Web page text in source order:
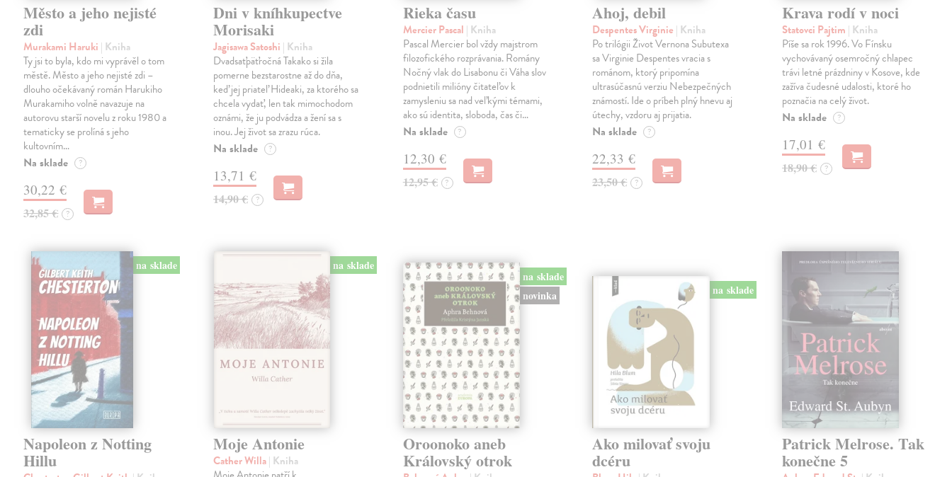
Město a jeho nejisté
zdi
Murakami Haruki | Kniha
Ty jsi to byla, kdo mi vyprávěl o tom
městě. Město a jeho nejisté zdi –
dlouho očekávaný román Harukiho
Murakamiho volně navazuje na
autorovu starší novelu z roku 1980 a
tematicky se prolíná s jeho
kultovním…
Na sklade ?
30,22 €
32,85 € ?
Dni v kníhkupectve
Morisaki
Jagisawa Satoshi | Kniha
Dvadsaťpäťročná Takako si žila
pomerne bezstarostne až do dňa,
keď jej priateľ Hideaki, za ktorého sa
chcela vydať, len tak mimochodom
oznámi, že ju podvádza a žení sa s
inou. Jej život sa zrazu rúca.
Na sklade ?
13,71 €
14,90 € ?
Rieka času
Mercier Pascal | Kniha
Pascal Mercier bol vždy majstrom
filozofického rozprávania. Romány
Nočný vlak do Lisabonu či Váha slov
podnietili milióny čitateľov k
zamysleniu sa nad veľkými témami,
ako sú identita, sloboda, čas či…
Na sklade ?
12,30 €
12,95 € ?
Ahoj, debil
Despentes Virginie | Kniha
Po trilógii Život Vernona Subutexa
sa Virginie Despentes vracia s
románom, ktorý pripomína
ultrasúčasnú verziu Nebezpečných
známostí. Ide o príbeh plný hnevu aj
útechy, vzdoru aj prijatia.
Na sklade ?
22,33 €
23,50 € ?
Krava rodí v noci
Statovci Pajtim | Kniha
Píše sa rok 1996. Vo Fínsku
vychovávaný osemročný chlapec
trávi letné prázdniny v Kosove, kde
zažíva čudesné udalosti, ktoré ho
poznačia na celý život.
Na sklade ?
17,01 €
18,90 € ?
na sklade
Napoleon z Notting
Hillu
na sklade
Moje Antonie
Cather Willa| Kniha
na sklade
novinka
Oroonoko aneb
Královský otrok
na sklade
Ako milovať svoju
dcéru
Patrick Melrose. Tak
konečne 5